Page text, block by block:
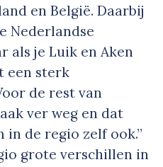
en België. Daarbij
Nederlandse
als je Luik en Aken
een sterk
de rest van
ver weg en dat
in de regio zelf ook.”
grote verschillen in